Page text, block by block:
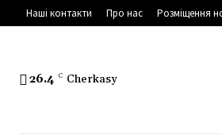
Наші контакти Про нас Розміщення
26.4 C Cherkasy